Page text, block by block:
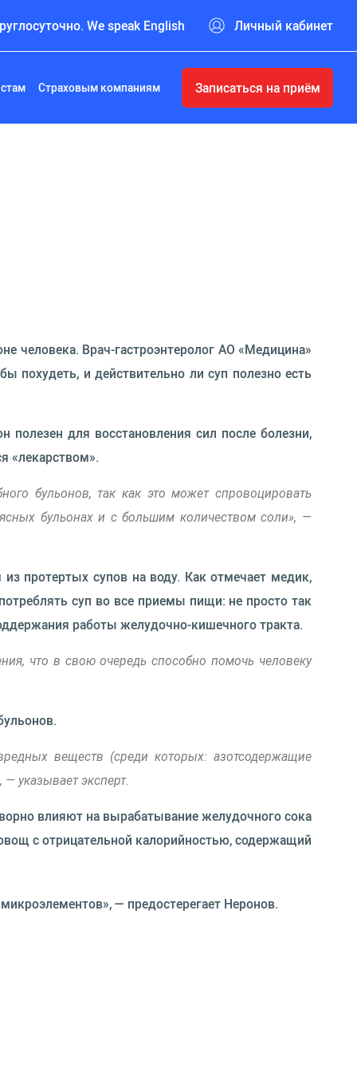
We speak English Личный кабинет
Страховым компаниям Записаться на приём
человека. Врач-гастроэнтеролог АО «Медицина»
похудеть, и действительно ли суп полезно есть
для восстановления сил после болезни,
«лекарством».
бульонов, так как это может спровоцировать
бульонах и с большим количеством соли», —
протертых супов на воду. Как отмечает медик,
суп во все приемы пищи: не просто так
работы желудочно-кишечного тракта.
что в свою очередь способно помочь человеку
веществ (среди которых: азотсодержащие
указывает эксперт.
влияют на вырабатывание желудочного сока
с отрицательной калорийностью, содержащий
— предостерегает Неронов.